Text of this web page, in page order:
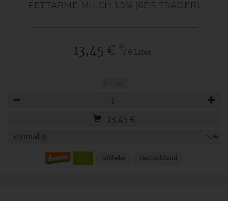
FETTARME MILCH 1,5% (6ER TRÄGER)
13,45 € */ 6 Liter
13,45 €
Söbbeke Deutschland